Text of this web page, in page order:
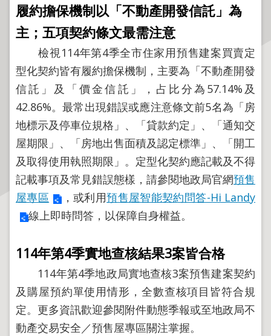
告
資
訊
機
關
介
紹
業
務
資
訊
主
區
務
園
地
履約擔保機制以「不動產開發信託」為
主 ； 五項契約條文最需注意
檢視114年第4季全市住家用預售建案買賣定
型化契約皆有履約擔保機制，主要為「不動產開發
信託」及「價金信託」，占比分為57.14%及
42.86%。最常出現錯誤或應注意條文前5名為「房
地標示及停車位規格」、「貸款約定」、「通知交
屋期限」、「房地出售面積及認定標準」、「開工
及取得使用執照期限」。定型化契約應記載及不得
記載事項及常見錯誤態樣，請參閱地政局官網預售
屋專區
，或利用預售屋智能契約問答-Hi Landy
線上即時問答，以保障自身權益。
114年第4季實地查核結果3案皆合格
114年第4季地政局實地查核3案預售建案契約
及購屋預約單使用情形，全數查核項目皆符合規
定。更多資訊歡迎參閱附件動態季報或至地政局不
動產交易安全／預售屋專區關注掌握。